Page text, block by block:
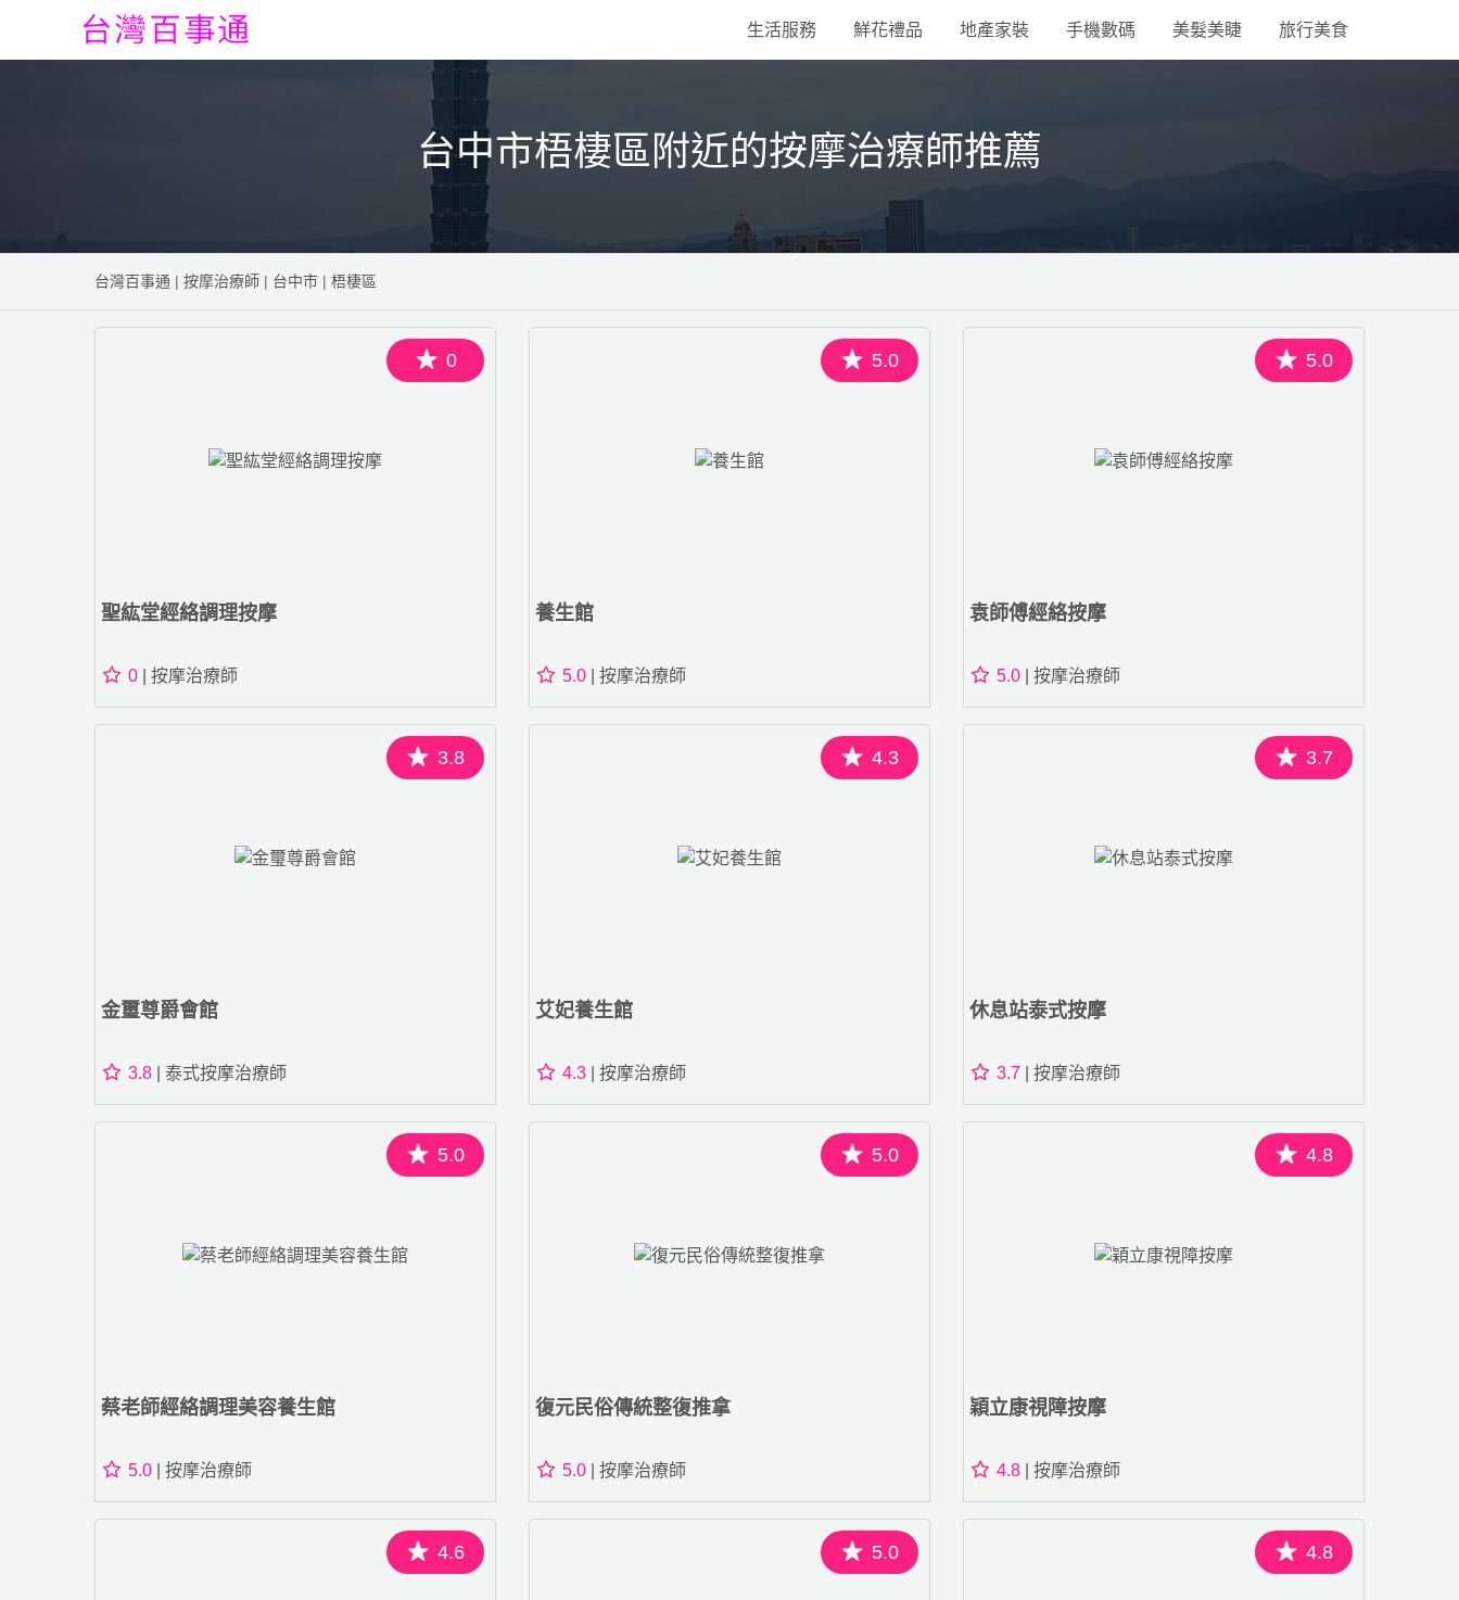
生活服務 鮮花禮品 地產家裝 手機數碼 美髮美睫 旅行美食
台中市梧棲區附近的按摩治療師推薦
台灣百事通 | 按摩治療師 | 台中市 | 梧棲區
0
聖紘堂經絡調理按摩
0 | 按摩治療師
5.0
養生館
5.0 | 按摩治療師
5.0
袁師傅經絡按摩
5.0 | 按摩治療師
3.8
金璽尊爵會館
3.8 | 泰式按摩治療師
4.3
艾妃養生館
4.3 | 按摩治療師
3.7
休息站泰式按摩
3.7 | 按摩治療師
5.0
蔡老師經絡調理美容養生館
5.0 | 按摩治療師
5.0
復元民俗傳統整復推拿
5.0 | 按摩治療師
4.8
穎立康視障按摩
4.8 | 按摩治療師
4.6 5.0 4.8